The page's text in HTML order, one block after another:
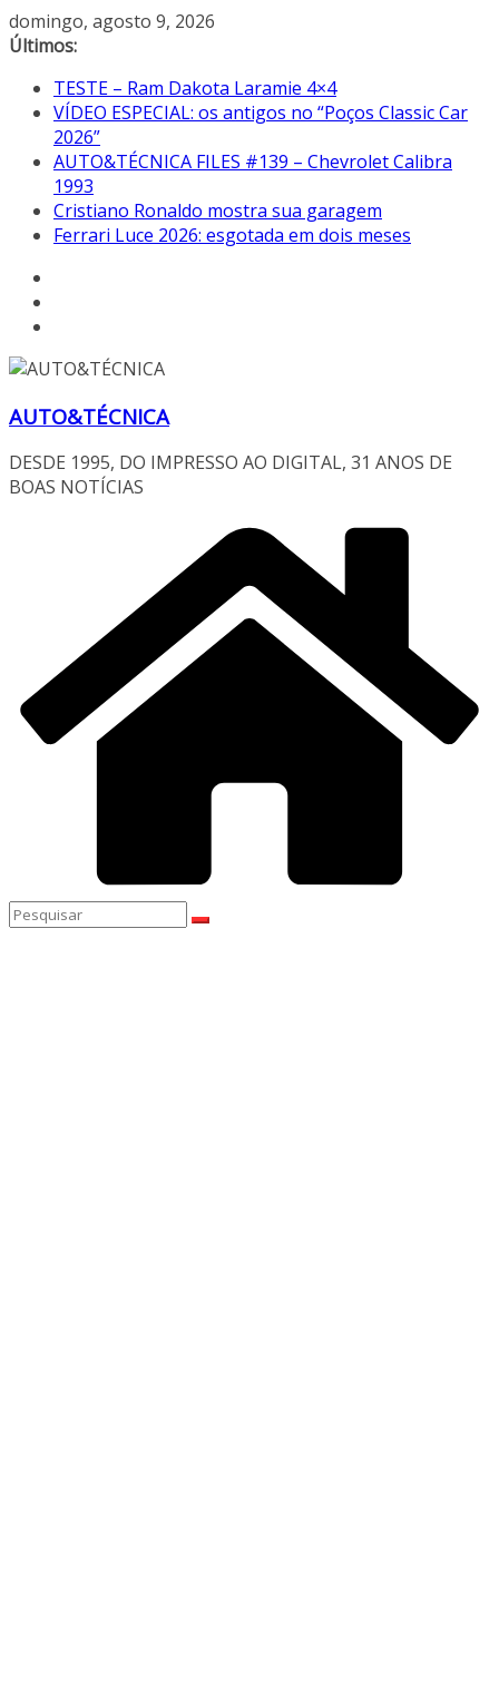
Pular
para
conteúdo
domingo, agosto 9, 2026
Últimos:
TESTE – Ram Dakota Laramie 4×4
VÍDEO ESPECIAL: os antigos no “Poços Classic Car
2026”
AUTO&TÉCNICA FILES #139 – Chevrolet Calibra
1993
Cristiano Ronaldo mostra sua garagem
Ferrari Luce 2026: esgotada em dois meses
AUTO&TÉCNICA
DESDE 1995, DO IMPRESSO AO DIGITAL, 31 ANOS DE
BOAS NOTÍCIAS